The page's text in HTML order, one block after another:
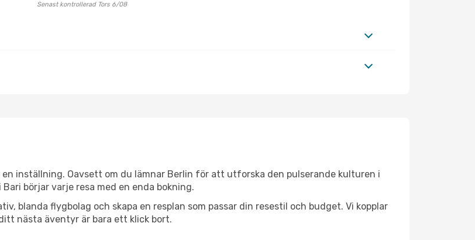
Senast kontrollerad Tors 6/08
inställning. Oavsett om du lämnar Berlin för att utforska den pulserande kulturen i
börjar varje resa med en enda bokning.
blanda flygbolag och skapa en resplan som passar din resestil och budget. Vi kopplar
nästa äventyr är bara ett klick bort.